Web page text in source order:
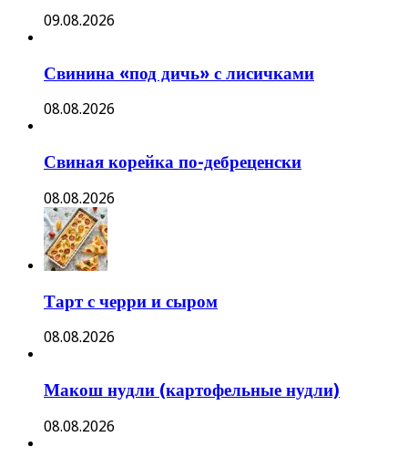
09.08.2026
Свинина «под дичь» с лисичками
08.08.2026
Свиная корейка по-дебреценски
08.08.2026
Тарт с черри и сыром
08.08.2026
Макош нудли (картофельные нудли)
08.08.2026